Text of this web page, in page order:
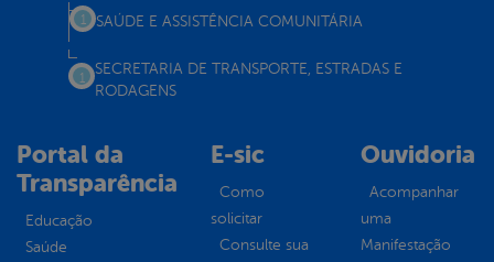
SAÚDE E ASSISTÊNCIA COMUNITÁRIA
SECRETARIA DE TRANSPORTE, ESTRADAS E
RODAGENS
Portal da
Transparência
Educação
Saúde
E-sic
Como
solicitar
Consulte sua
Ouvidoria
Acompanhar
uma
Manifestação